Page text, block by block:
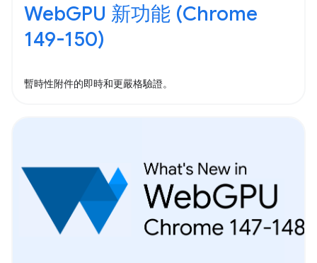
WebGPU 新功能 (Chrome
149-150)
暫時性附件的即時和更嚴格驗證。